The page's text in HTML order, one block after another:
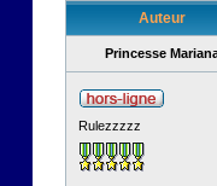
Auteur
Princesse
Rulezzzzz